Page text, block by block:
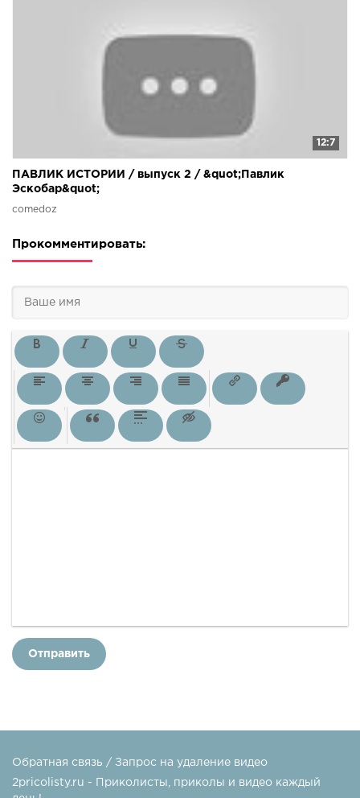
12:7
ПАВЛИК ИСТОРИИ / выпуск 2 / &quot;Павлик
Эскобар&quot;
comedoz
Прокомментировать:
Отправить
Обратная связь / Запрос на удаление видео
2pricolisty.ru - Приколисты, приколы и видео каждый